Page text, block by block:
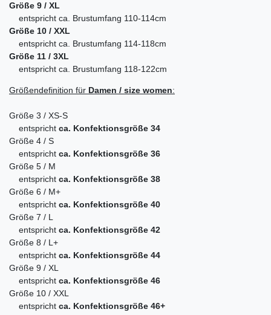
Größe 9 / XL
entspricht ca. Brustumfang 110-114cm
Größe 10 / XXL
entspricht ca. Brustumfang 114-118cm
Größe 11 / 3XL
entspricht ca. Brustumfang 118-122cm
Größendefinition für Damen / size women:
Größe 3 / XS-S
entspricht ca. Konfektionsgröße 34
Größe 4 / S
entspricht ca. Konfektionsgröße 36
Größe 5 / M
entspricht ca. Konfektionsgröße 38
Größe 6 / M+
entspricht ca. Konfektionsgröße 40
Größe 7 / L
entspricht ca. Konfektionsgröße 42
Größe 8 / L+
entspricht ca. Konfektionsgröße 44
Größe 9 / XL
entspricht ca. Konfektionsgröße 46
Größe 10 / XXL
entspricht ca. Konfektionsgröße 46+